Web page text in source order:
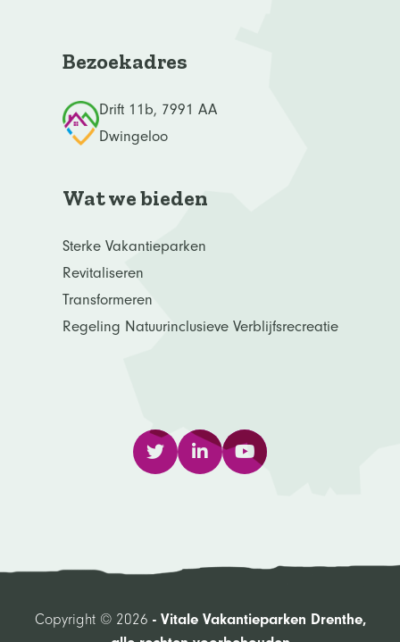
Bezoekadres
Drift 11b, 7991 AA
Dwingeloo
Wat we bieden
Sterke Vakantieparken
Revitaliseren
Transformeren
Regeling Natuurinclusieve Verblijfsrecreatie
Copyright © 2026 - Vitale Vakantieparken Drenthe,